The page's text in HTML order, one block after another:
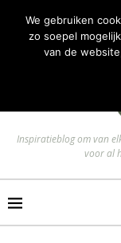
Inspiratieblog om van
voor al
We gebruiken
zo soepel
van de